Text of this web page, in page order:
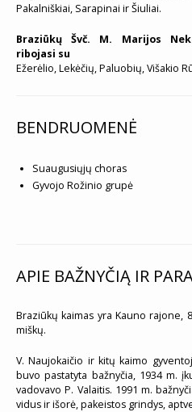
Pakalniškiai, Sarapinai ir Šiuliai.
Braziūkų Švč. M. Marijos
ribojasi su
Ežerėlio, Lekėčių, Paluobių, Višakio
BENDRUOMENĖ
Suaugusiųjų choras
Gyvojo Rožinio grupė
APIE BAŽNYČIĄ IR
Braziūkų kaimas yra Kauno rajone,
miškų.
V. Naujokaičio ir kitų kaimo
buvo pastatyta bažnyčia, 1934 m.
vadovavo P. Valaitis. 1991 m.
vidus ir išorė, pakeistos grindys,